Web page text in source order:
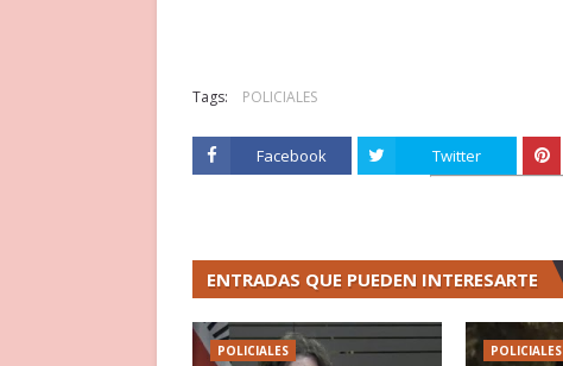
Tags: POLICIALES
Facebook Twitter
ENTRADAS QUE PUEDEN INTERESARTE
POLICIALES POLICIALES